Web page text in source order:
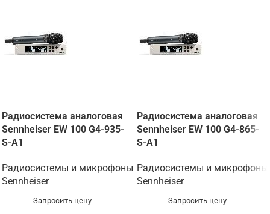
Радиосистема аналоговая
Sennheiser EW 100 G4-935-
S-A1
Радиосистемы и микрофоны
Sennheiser
Запросить цену
Радиосистема аналоговая
Sennheiser EW 100 G4-865-
S-A1
Радиосистемы и микрофоны
Sennheiser
Запросить цену